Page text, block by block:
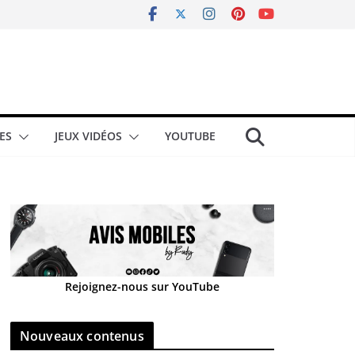
JEUX VIDÉOS YOUTUBE
Rejoignez-nous sur YouTube
Nouveaux contenus